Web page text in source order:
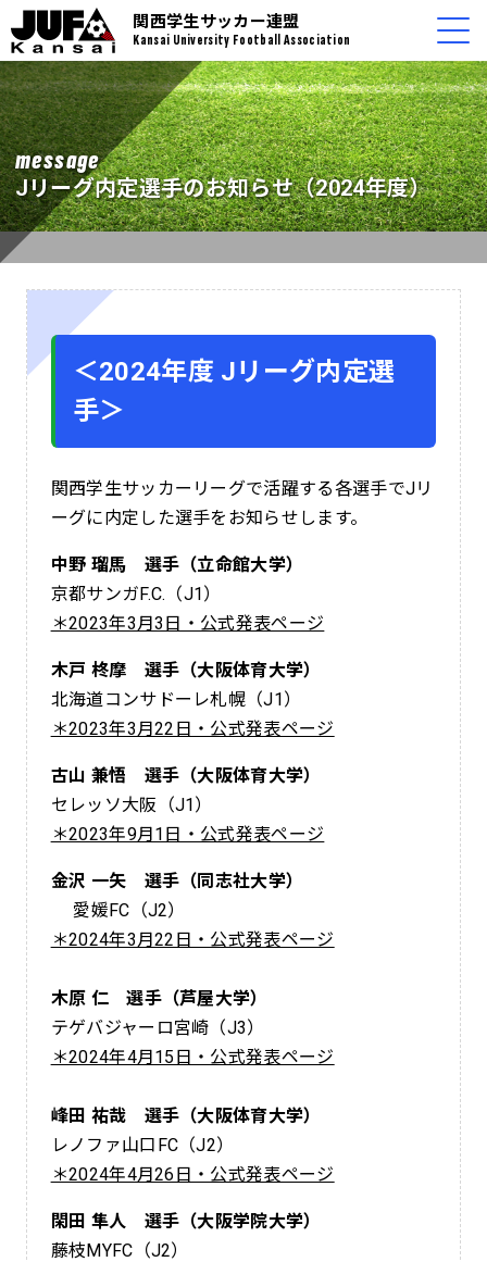
関西学生サッカー連盟
Kansai University Football Association
message
Jリーグ内定選手のお知らせ（2024年度）
＜2024年度 Jリーグ内定選
手＞
関西学生サッカーリーグで活躍する各選手でJリ
ーグに内定した選手をお知らせします。
中野 瑠馬 選手（立命館大学）
京都サンガF.C.（J1）
＊2023年3月3日・公式発表ページ
木戸 柊摩 選手（大阪体育大学）
北海道コンサドーレ札幌（J1）
＊2023年3月22日・公式発表ページ
古山 兼悟 選手（大阪体育大学）
セレッソ大阪（J1）
＊2023年9月1日・公式発表ページ
金沢 一矢 選手（同志社大学）
愛媛FC（J2）
＊2024年3月22日・公式発表ページ
木原 仁 選手（芦屋大学）
テゲバジャーロ宮崎（J3）
＊2024年4月15日・公式発表ページ
峰田 祐哉 選手（大阪体育大学）
レノファ山口FC（J2）
＊2024年4月26日・公式発表ページ
閑田 隼人 選手（大阪学院大学）
藤枝MYFC（J2）